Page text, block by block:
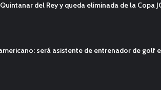
del Rey y queda eliminada de la Copa
será asistente de entrenador de golf